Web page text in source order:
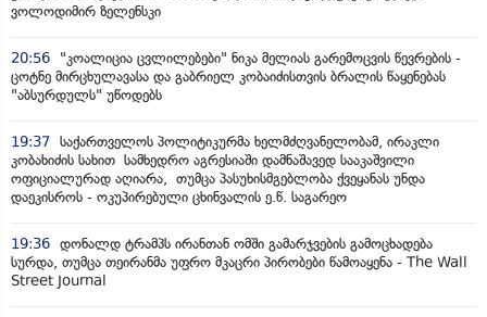
ვოლოდიმირ ზელენსკი
20:56
"კოალიცია ცვლილებები" ნიკა მელიას გარემოცვის წევრების -
ცოტნე მირცხულავასა და გაბრიელ კობაიძისთვის ბრალის წაყენებას
"აბსურდულს" უწოდებს
19:37 საქართველოს პოლიტიკურმა ხელმძღვანელობამ, ირაკლი
კობახიძის სახით სამხედრო აგრესიაში დამნაშავედ სააკაშვილი
ოფიციალურად აღიარა, თუმცა პასუხისმგებლობა ქვეყანას უნდა
დაეკისროს - ოკუპირებული ცხინვალის ე.წ. საგარეო
19:36 დონალდ ტრამპს ირანთან ომში გამარჯვების გამოცხადება
სურდა, თუმცა თეირანმა უფრო მკაცრი პირობები წამოაყენა - The Wall
Street Journal